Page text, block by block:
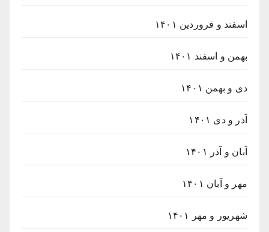
اسفند و فروردین ۱۴۰۱
بهمن و اسفند ۱۴۰۱
دی و بهمن ۱۴۰۱
آذر و دی ۱۴۰۱
آبان و آذر ۱۴۰۱
مهر و آبان ۱۴۰۱
شهریور و مهر ۱۴۰۱